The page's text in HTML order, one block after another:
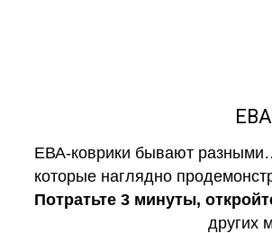
ЕВА-коврики бывают
которые наглядно
Потратьте 3 минуты,
других